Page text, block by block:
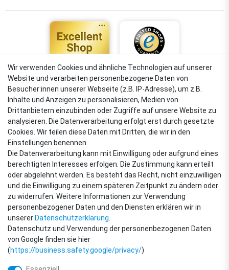
4,88
Sehr gut
VERSANDARTEN
ZAHLUNGSARTEN
Wir verwenden Cookies und ähnliche Technologien auf unserer
Website und verarbeiten personenbezogene Daten von
Besucher:innen unserer Webseite (z.B. IP-Adresse), um z.B.
Inhalte und Anzeigen zu personalisieren, Medien von
Drittanbietern einzubinden oder Zugriffe auf unsere Website zu
analysieren. Die Datenverarbeitung erfolgt erst durch gesetzte
Cookies. Wir teilen diese Daten mit Dritten, die wir in den
Einstellungen benennen.
Die Datenverarbeitung kann mit Einwilligung oder aufgrund eines
berechtigten Interesses erfolgen. Die Zustimmung kann erteilt
oder abgelehnt werden. Es besteht das Recht, nicht einzuwilligen
und die Einwilligung zu einem späteren Zeitpunkt zu ändern oder
zu widerrufen. Weitere Informationen zur Verwendung
personenbezogener Daten und den Diensten erklären wir in
unserer Daten­schutz­erklärung
Datenschutz und Verwendung der personenbezogenen Daten
von Google finden sie hier
(https://business.safety.google/privacy/)